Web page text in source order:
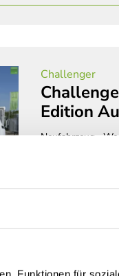
Challenger
Edition
Neufahrzeug